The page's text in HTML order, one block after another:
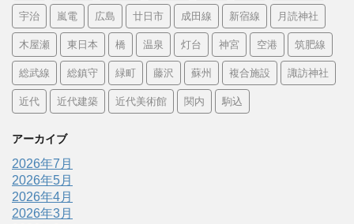
宇治 嵐電 広島 廿日市 成田線 新宿線 月読神社
木屋瀬 東日本 橋 温泉 灯台 神宮 空港 筑肥線
総武線 総鎮守 緑町 藤沢 蘇州 複合施設 諏訪神社
近代 近代建築 近代美術館 関内 駒込
アーカイブ
2026年7月
2026年5月
2026年4月
2026年3月